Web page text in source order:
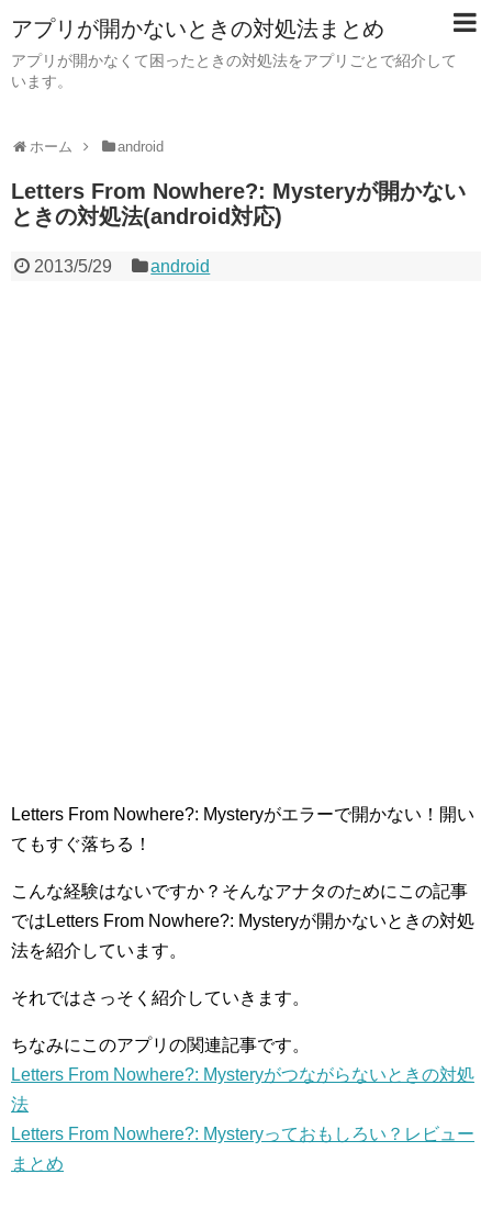
アプリが開かないときの対処法まとめ
アプリが開かなくて困ったときの対処法をアプリごとで紹介して
います。
ホーム android
Letters From Nowhere?: Mysteryが開かない
ときの対処法(android対応)
2013/5/29 android
Letters From Nowhere?: Mysteryがエラーで開かない！開い
てもすぐ落ちる！
こんな経験はないですか？そんなアナタのためにこの記事
ではLetters From Nowhere?: Mysteryが開かないときの対処
法を紹介しています。
それではさっそく紹介していきます。
ちなみにこのアプリの関連記事です。
Letters From Nowhere?: Mysteryがつながらないときの対処
法
Letters From Nowhere?: Mysteryっておもしろい？レビュー
まとめ